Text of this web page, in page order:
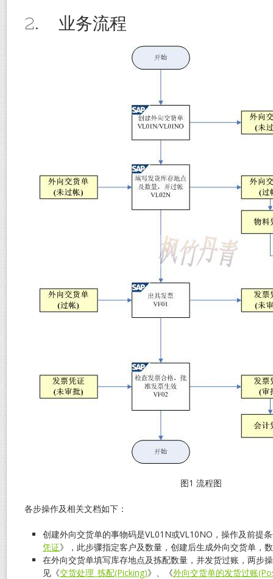
2. 业务流程
图1 流程图
各步操作及相关文档如下：
创建外向交货单的事物码是VL01N或VL10NO，操作及前提
凭证》，此步骤指定客户及数量，创建后生成外向交货单，
在外向交货单填写库存地点及拣配数量，并发货过账，两步
见《交货处理_拣配(Picking)》、《外向交货单的发货过账